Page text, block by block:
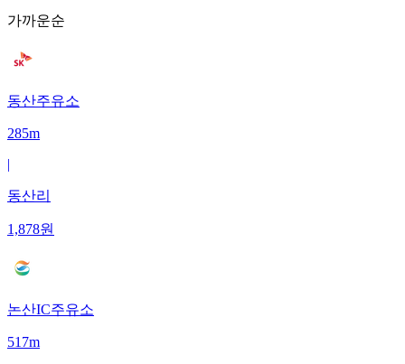
가까운순
동산주유소
285m
|
동산리
1,878원
논산IC주유소
517m